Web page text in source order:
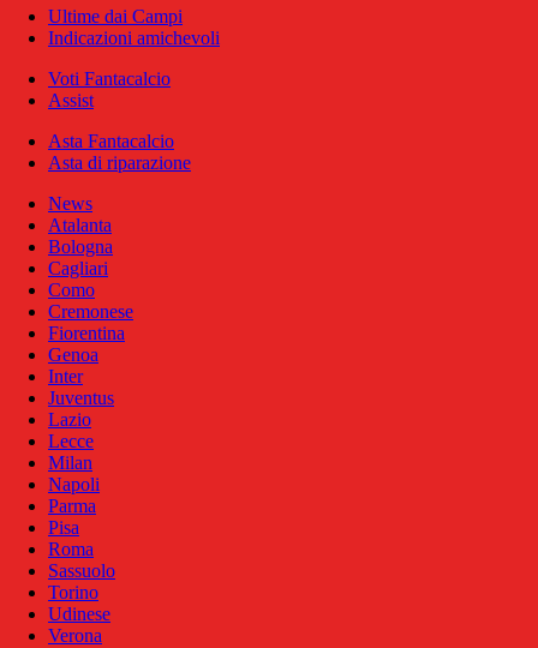
Ultime dai Campi
Indicazioni amichevoli
Voti Fantacalcio
Assist
Asta Fantacalcio
Asta di riparazione
News
Atalanta
Bologna
Cagliari
Como
Cremonese
Fiorentina
Genoa
Inter
Juventus
Lazio
Lecce
Milan
Napoli
Parma
Pisa
Roma
Sassuolo
Torino
Udinese
Verona